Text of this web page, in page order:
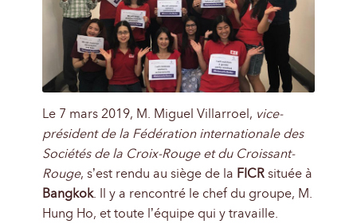
Le 7 mars 2019, M. Miguel Villarroel, vice-
président de la Fédération internationale des
Sociétés de la Croix-Rouge et du Croissant-
Rouge, s’est rendu au siège de la FICRsituée à
Bangkok. Il y a rencontré le chef du groupe, M.
Hung Ho, et toute l’équipe qui y travaille.